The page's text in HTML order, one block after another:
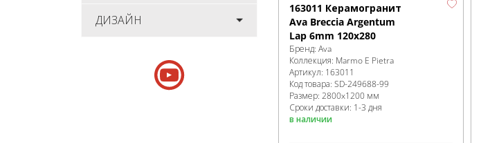
ДИЗАЙН
163011 Керамогранит
Ava Breccia Argentum
Lap 6mm 120х280
Бренд: Ava
Коллекция: Marmo E Pietra
Артикул: 163011
Код товара: SD-249688-99
Размер: 2800x1200 мм
Сроки доставки: 1-3 дня
в наличии